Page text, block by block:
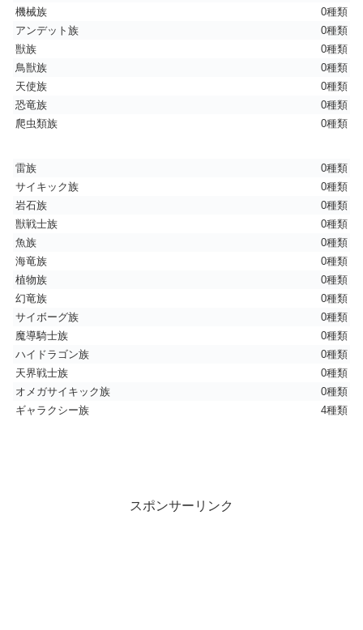
機械族
0種類
アンデット族
0種類
獣族
0種類
鳥獣族
0種類
天使族
0種類
恐竜族
0種類
爬虫類族
0種類
雷族
0種類
サイキック族
0種類
岩石族
0種類
獣戦士族
0種類
魚族
0種類
海竜族
0種類
植物族
0種類
幻竜族
0種類
サイボーグ族
0種類
魔導騎士族
0種類
ハイドラゴン族
0種類
天界戦士族
0種類
オメガサイキック族
0種類
ギャラクシー族
4種類
スポンサーリンク